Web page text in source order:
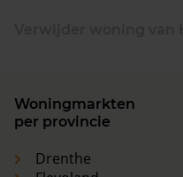
Woningmarkten
per provincie
Drenthe